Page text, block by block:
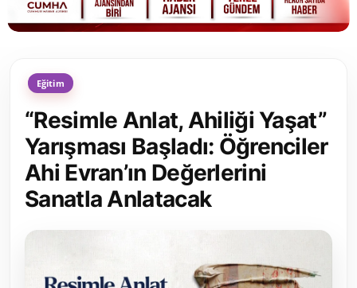
Bakanlıklar
Siyasi Partiler
Yerel Yönetimler
Mülki İdare
Toplum ve Yaşam
Eğitim
“Resimle Anlat, Ahiliği Yaşat”
Yarışması Başladı: Öğrenciler
Ahi Evran’ın Değerlerini
Sanatla Anlatacak